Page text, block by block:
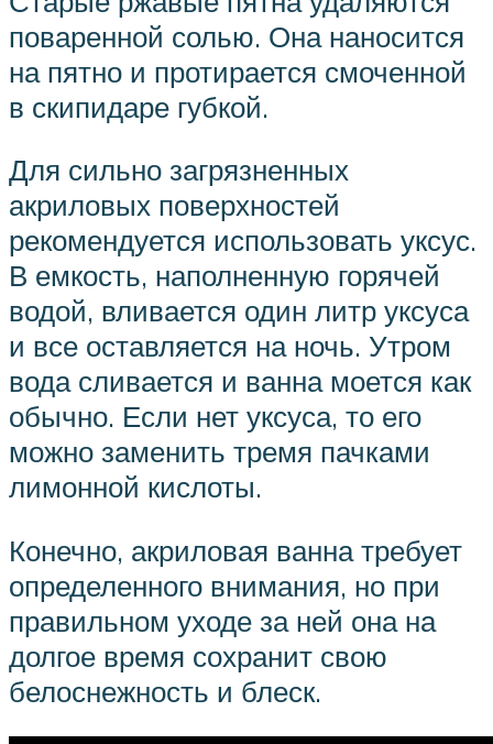
поваренной солью. Она наносится
на пятно и протирается смоченной
в скипидаре губкой.
Для сильно загрязненных
акриловых поверхностей
рекомендуется использовать уксус.
В емкость, наполненную горячей
водой, вливается один литр уксуса
и все оставляется на ночь. Утром
вода сливается и ванна моется как
обычно. Если нет уксуса, то его
можно заменить тремя пачками
лимонной кислоты.
Конечно, акриловая ванна требует
определенного внимания, но при
правильном уходе за ней она на
долгое время сохранит свою
белоснежность и блеск.